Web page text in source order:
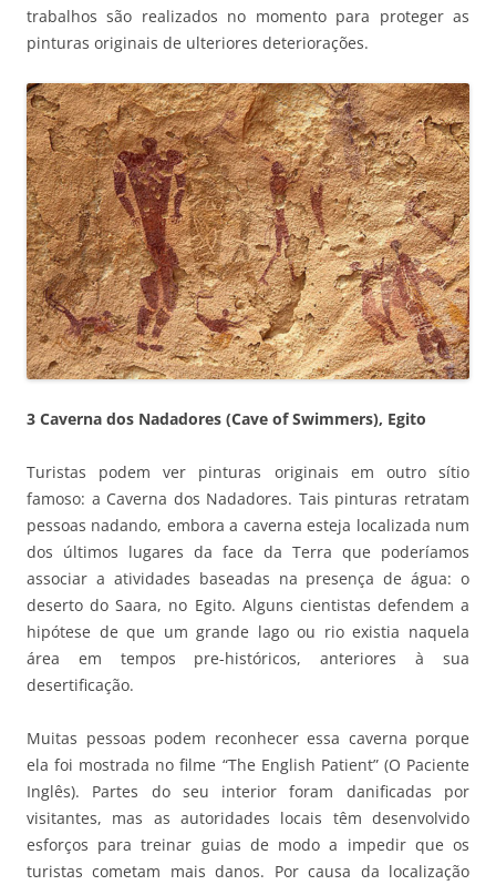
trabalhos são realizados no momento para proteger as
pinturas originais de ulteriores deteriorações.
3 Caverna dos Nadadores (Cave of Swimmers), Egito
Turistas podem ver pinturas originais em outro sítio
famoso: a Caverna dos Nadadores. Tais pinturas retratam
pessoas nadando, embora a caverna esteja localizada num
dos últimos lugares da face da Terra que poderíamos
associar a atividades baseadas na presença de água: o
deserto do Saara, no Egito. Alguns cientistas defendem a
hipótese de que um grande lago ou rio existia naquela
área em tempos pre-históricos, anteriores à sua
desertificação.
Muitas pessoas podem reconhecer essa caverna porque
ela foi mostrada no filme “The English Patient” (O Paciente
Inglês). Partes do seu interior foram danificadas por
visitantes, mas as autoridades locais têm desenvolvido
esforços para treinar guias de modo a impedir que os
turistas cometam mais danos. Por causa da localização